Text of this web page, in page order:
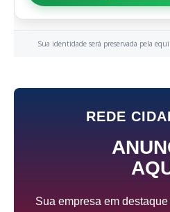
Sua identidade será preservada pela
REDE
Sua empresa em